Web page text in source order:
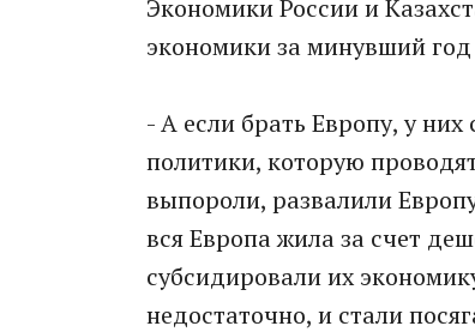
Экономики России и
экономики за минувший год
- А если брать Европу, у
политики, которую
выпороли, развалили
вся Европа жила за счет
субсидировали их
недостаточно, и стали